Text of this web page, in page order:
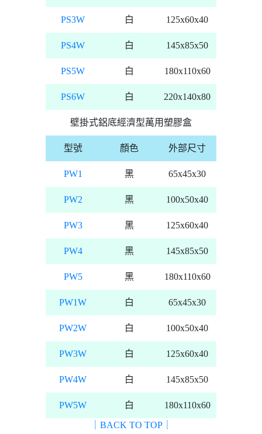
PS3W 白 125x60x40
PS4W 白 145x85x50
PS5W 白 180x110x60
PS6W 白 220x140x80
壁掛式鋁底經濟型萬用塑膠盒
型號 顏色 外部尺寸
PW1 黑 65x45x30
PW2 黑 100x50x40
PW3 黑 125x60x40
PW4 黑 145x85x50
PW5 黑 180x110x60
PW1W 白 65x45x30
PW2W 白 100x50x40
PW3W 白 125x60x40
PW4W 白 145x85x50
PW5W 白
180x110x60
｜BACK TO TOP｜